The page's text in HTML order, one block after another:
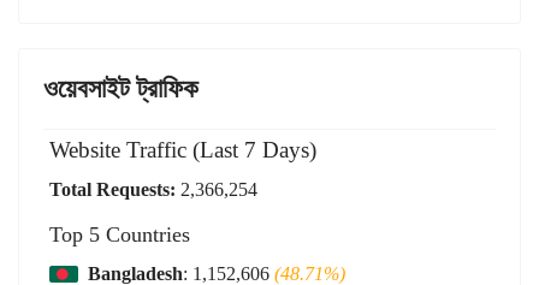
ওয়েবসাইট ট্রাফিক
Website Traffic (Last 7 Days)
Total Requests: 2,366,254
Top 5 Countries
Bangladesh: 1,152,606 (48.71%)